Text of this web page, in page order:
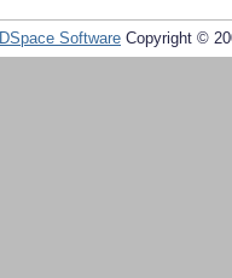
DSpace Software Copyright ©